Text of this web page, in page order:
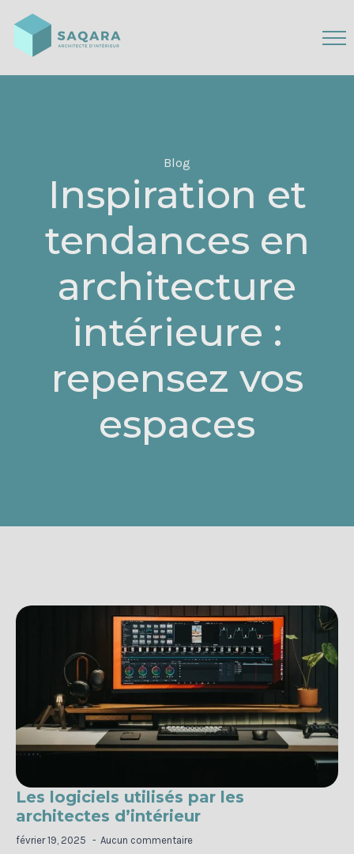
Blog
Inspiration et
tendances en
architecture
intérieure :
repensez vos
espaces
Les logiciels utilisés par les
architectes d’intérieur
février 19, 2025 Aucun commentaire